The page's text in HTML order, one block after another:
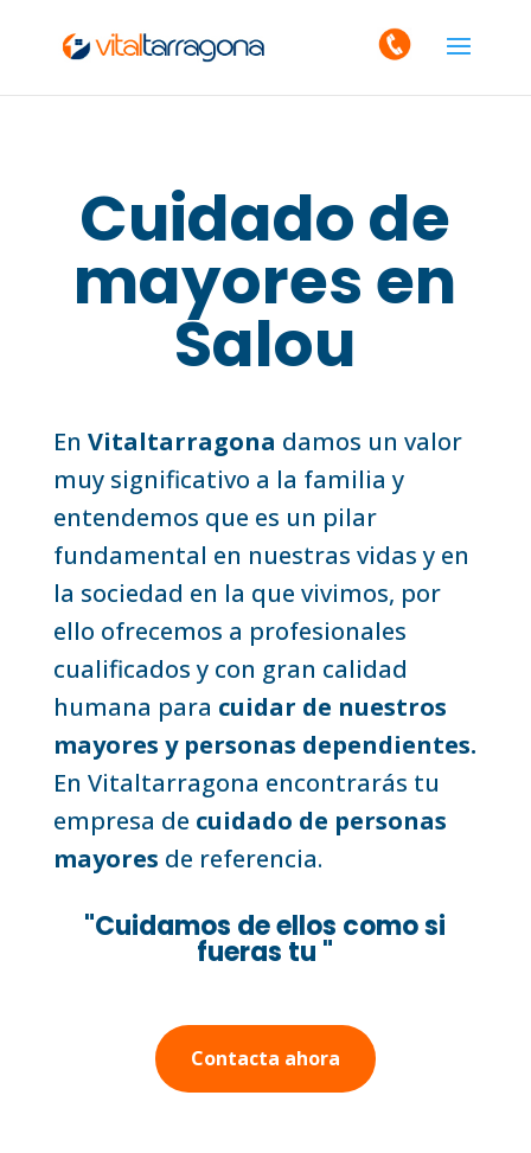
Cuidado de
mayores en
Salou
En Vitaltarragona damos un valor
muy significativo a la familia y
entendemos que es un pilar
fundamental en nuestras vidas y en
la sociedad en la que vivimos, por
ello ofrecemos a profesionales
cualificados y con gran calidad
humana para cuidar de nuestros
mayores y personas dependientes.
En Vitaltarragona encontrarás tu
empresa de cuidado de personas
mayores de referencia.
"Cuidamos de ellos como si
fueras tu "
Contacta ahora